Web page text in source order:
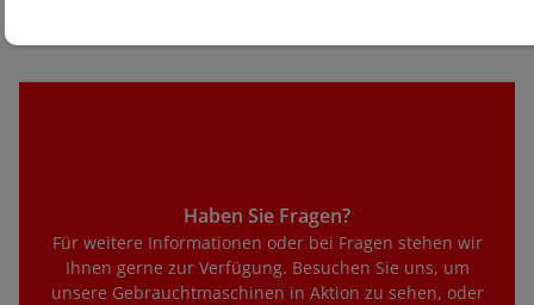
Haben Sie Fragen?
Für weitere Informationen oder bei Fragen stehen wir
Ihnen gerne zur Verfügung. Besuchen Sie uns, um
unsere Gebrauchtmaschinen in Aktion zu sehen, oder